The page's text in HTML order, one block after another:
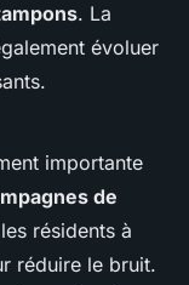
. La
évoluer
importante
de
résidents à
réduire le bruit.